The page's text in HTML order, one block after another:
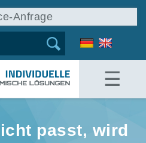
Anfrage
☰
passt, wird